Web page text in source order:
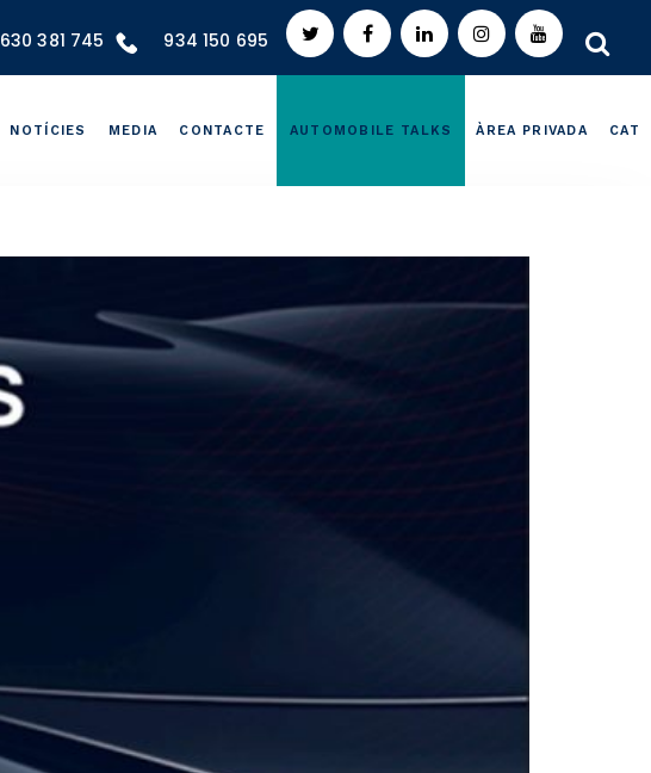
630 381 745 934 150 695
NOTÍCIES MEDIA CONTACTE AUTOMOBILE TALKS ÀREA PRIVADA CAT